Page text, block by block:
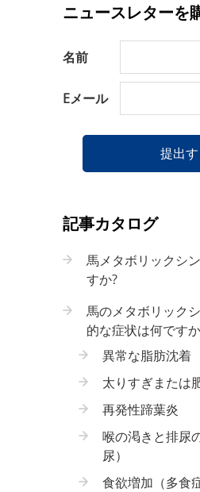
ニュースレターを
名前
Eメール
提出
記事カタログ
馬メタボリックシ
すか?
馬のメタボリック
的な症状は何です
異常な脂肪沈着
太りすぎまたは
再発性蹄葉炎
喉の渇きと排尿
尿）
食欲増加（多食症